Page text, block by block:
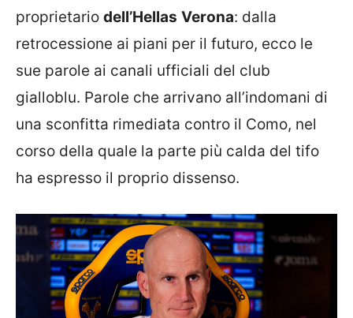
proprietario dell’Hellas Verona: dalla
retrocessione ai piani per il futuro, ecco le
sue parole ai canali ufficiali del club
gialloblu. Parole che arrivano all’indomani di
una sconfitta rimediata contro il Como, nel
corso della quale la parte più calda del tifo
ha espresso il proprio dissenso.